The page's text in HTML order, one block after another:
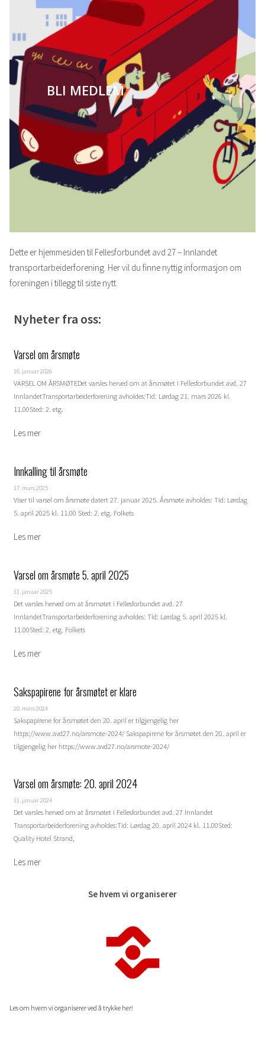
BLI MEDLEM
Dette er hjemmesiden til Fellesforbundet avd 27 – Innlandet
transportarbeiderforening. Her vil du finne nyttig informasjon om
foreningen i tillegg til siste nytt.
Nyheter fra oss:
Varsel om årsmøte
16. januar 2026
VARSEL OM ÅRSMØTEDet varsles herved om at årsmøtet i Fellesforbundet avd. 27
InnlandetTransportarbeiderforening avholdes:Tid: Lørdag 21. mars 2026 kl.
11.00Sted: 2. etg.
Innkalling til årsmøte
17. mars 2025
Viser til varsel om årsmøte datert 27. januar 2025. Årsmøte avholdes: Tid: Lørdag
5. april 2025 kl. 11.00 Sted: 2. etg. Folkets
Varsel om årsmøte 5. april 2025
31. januar 2025
Det varsles herved om at årsmøtet i Fellesforbundet avd. 27
InnlandetTransportarbeiderforening avholdes: Tid: Lørdag 5. april 2025 kl.
11.00Sted: 2. etg. Folkets
Sakspapirene for årsmøtet er klare
20. mars 2024
Sakspapirene for årsmøtet den 20. april er tilgjengelig her
https://www.avd27.no/arsmote-2024/ Sakspapirene for årsmøtet den 20. april er
tilgjengelig her https://www.avd27.no/arsmote-2024/
Varsel om årsmøte: 20. april 2024
31. januar 2024
Det varsles herved om at årsmøtet i Fellesforbundet avd. 27 Innlandet
Transportarbeiderforening avholdes:Tid: Lørdag 20. april 2024 kl. 11.00Sted:
Quality Hotel Strand,
Se hvem vi organiserer
Les om hvem vi organiserer ved å trykke her!